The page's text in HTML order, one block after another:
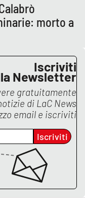
morto a
Iscriviti
Newsletter
gratuitamente
di LaC News
email e iscriviti
Iscriviti